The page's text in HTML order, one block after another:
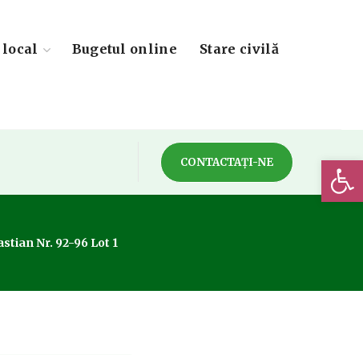
Bugetul online Stare civilă
CONTACTAȚI-NE
Nr. 92-96 Lot 1